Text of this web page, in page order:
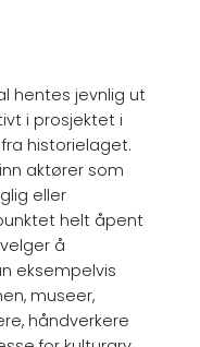
hentes jevnlig ut
i prosjektet i
historielaget.
aktører som
eller
helt åpent
å
eksempelvis
museer,
håndverkere